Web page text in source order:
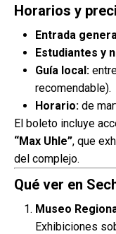
Horarios y
Entrada
Estudiantes y
Guía local:
recomendable).
Horario: de
El boleto incluye
“Max Uhle”, que
del complejo.
Qué ver en
Museo
Exhibiciones